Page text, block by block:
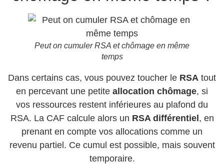
Peut on cumuler RSA et chômage en même
temps
Dans certains cas, vous pouvez toucher le RSA tout
en percevant une petite allocation chômage, si
vos ressources restent inférieures au plafond du
RSA. La CAF calcule alors un RSA différentiel, en
prenant en compte vos allocations comme un
revenu partiel. Ce cumul est possible, mais souvent
temporaire.